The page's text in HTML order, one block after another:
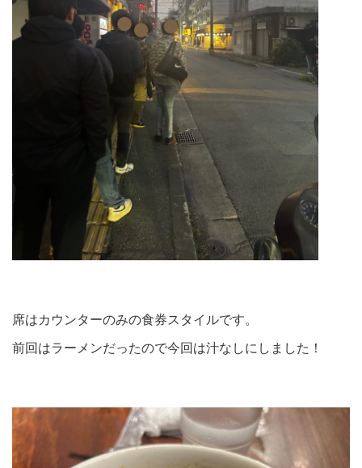
席はカウンターのみの食券スタイルです。
前回はラーメンだったので今回は汁なしにしました！